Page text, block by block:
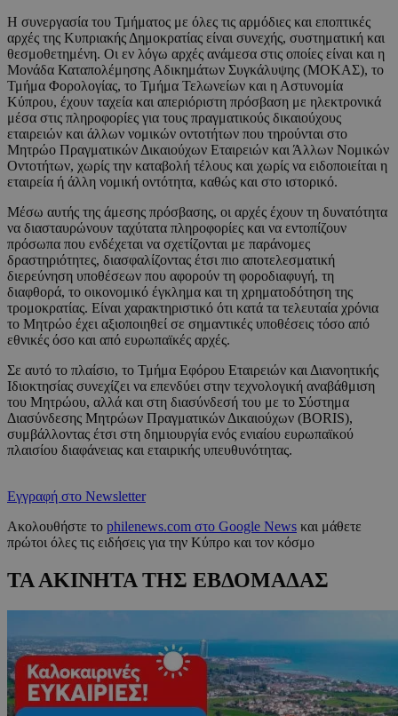
Η συνεργασία του Τμήματος με όλες τις αρμόδιες και εποπτικές
αρχές της Κυπριακής Δημοκρατίας είναι συνεχής, συστηματική και
θεσμοθετημένη. Οι εν λόγω αρχές ανάμεσα στις οποίες είναι και η
Μονάδα Καταπολέμησης Αδικημάτων Συγκάλυψης (ΜΟΚΑΣ), το
Τμήμα Φορολογίας, το Τμήμα Τελωνείων και η Αστυνομία
Κύπρου, έχουν ταχεία και απεριόριστη πρόσβαση με ηλεκτρονικά
μέσα στις πληροφορίες για τους πραγματικούς δικαιούχους
εταιρειών και άλλων νομικών οντοτήτων που τηρούνται στο
Μητρώο Πραγματικών Δικαιούχων Εταιρειών και Άλλων Νομικών
Οντοτήτων, χωρίς την καταβολή τέλους και χωρίς να ειδοποιείται η
εταιρεία ή άλλη νομική οντότητα, καθώς και στο ιστορικό.
Μέσω αυτής της άμεσης πρόσβασης, οι αρχές έχουν τη δυνατότητα
να διασταυρώνουν ταχύτατα πληροφορίες και να εντοπίζουν
πρόσωπα που ενδέχεται να σχετίζονται με παράνομες
δραστηριότητες, διασφαλίζοντας έτσι πιο αποτελεσματική
διερεύνηση υποθέσεων που αφορούν τη φοροδιαφυγή, τη
διαφθορά, το οικονομικό έγκλημα και τη χρηματοδότηση της
τρομοκρατίας. Είναι χαρακτηριστικό ότι κατά τα τελευταία χρόνια
το Μητρώο έχει αξιοποιηθεί σε σημαντικές υποθέσεις τόσο από
εθνικές όσο και από ευρωπαϊκές αρχές.
Σε αυτό το πλαίσιο, το Τμήμα Εφόρου Εταιρειών και Διανοητικής
Ιδιοκτησίας συνεχίζει να επενδύει στην τεχνολογική αναβάθμιση
του Μητρώου, αλλά και στη διασύνδεσή του με το Σύστημα
Διασύνδεσης Μητρώων Πραγματικών Δικαιούχων (BORIS),
συμβάλλοντας έτσι στη δημιουργία ενός ενιαίου ευρωπαϊκού
πλαισίου διαφάνειας και εταιρικής υπευθυνότητας.
Εγγραφή στο Newsletter
Ακολουθήστε το philenews.com στο Google News και μάθετε
πρώτοι όλες τις ειδήσεις για την Κύπρο και τον κόσμο
ΤΑ ΑΚΙΝΗΤΑ ΤΗΣ ΕΒΔΟΜΑΔΑΣ